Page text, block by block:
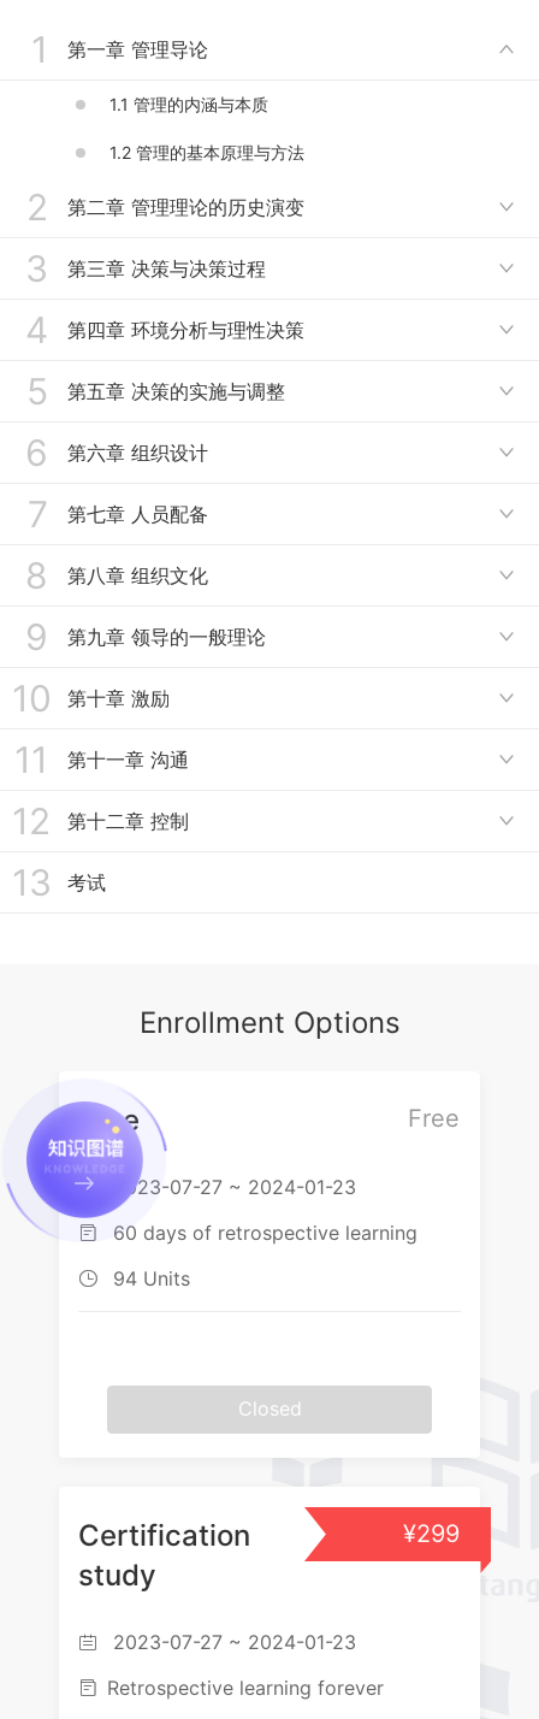
1 第一章 管理导论 
1.1 管理的内涵与本质
1.2 管理的基本原理与方法
2 第二章 管理理论的历史演变 
2.1 古典管理理论
3 第三章 决策与决策过程 
决策与决策过程
4 第四章 环境分析与理性决策 
4.1 组织的内外部环境要素
4.4 决策方法--定量决策方法（1）
4.5 决策方法--定量决策方法（2）
5 第五章 决策的实施与调整 
决策的实施与调整
6 第六章 组织设计 
6.1.1 组织设计的任务与影响因素——必要性与任务
6.2.1 组织结构——组织结构的概念
6.2.2 组织结构——组织结构的形式
6.2.3 组织结构——组织结构的演变趋势
7 第七章 人员配备 
7.1 人员配备
8 第八章 组织文化 
8.1 组织文化
9 第九章 领导的一般理论 
9.1 领导的内涵与特征
9.4 领导与被领导者2
10 第十章 激励 
10.1 激励基础
11 第十一章 沟通 
11.1 沟通管理
12 第十二章 控制 
13 考试
Enrollment Options
Free
Free
 2023-07-27 ~ 2024-01-23
 60 days of retrospective learning
 94 Units
Closed
¥299
Certification
study
 2023-07-27 ~ 2024-01-23
 Retrospective learning forever